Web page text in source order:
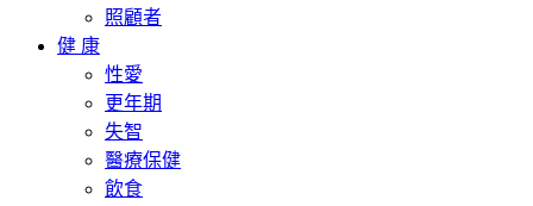
照顧者
健 康
性愛
更年期
失智
醫療保健
飲食